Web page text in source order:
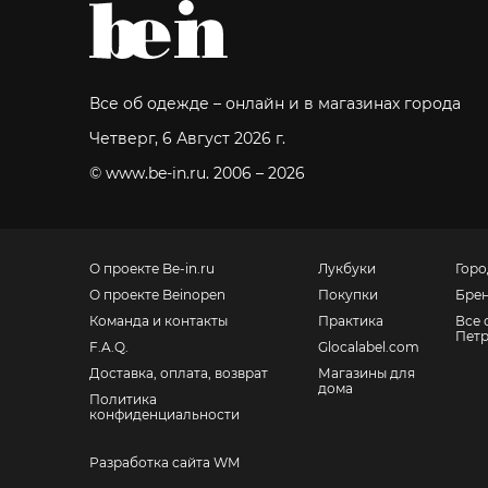
Все об одежде – онлайн и в магазинах города
Четверг, 6 Август 2026 г.
© www.be-in.ru. 2006 – 2026
О проекте Be-in.ru
О проекте Beinopen
Команда и контакты
F.A.Q.
Доставка, оплата, возврат
Политика
конфиденциальности
Лукбуки
Покупки
Практика
Glocalabel.com
Магазины для
дома
Все
Разработка сайта WM